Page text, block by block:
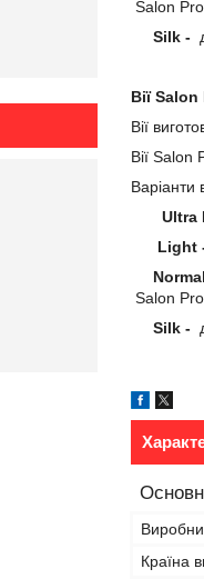
Salon
Silk -
Вії
Вії
Вії Salon
Варіанти
Ultra
Light
Salon
Silk -
Країна